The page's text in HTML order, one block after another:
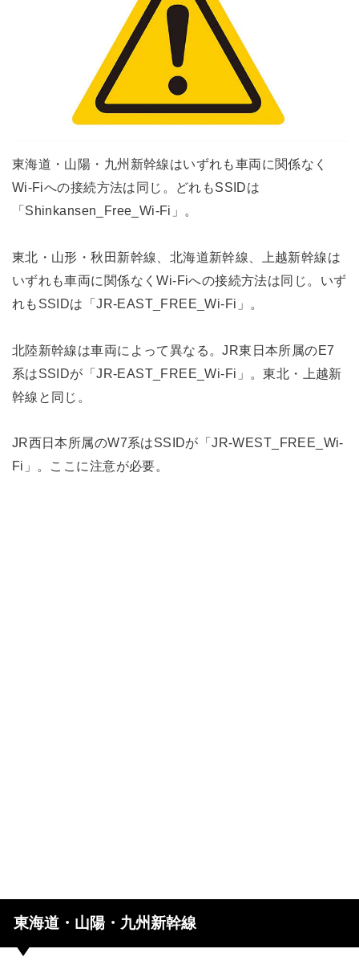
東海道・山陽・九州新幹線はいずれも車両に関係なく
Wi-Fiへの接続方法は同じ。どれもSSIDは
「Shinkansen_Free_Wi-Fi」。
東北・山形・秋田新幹線、北海道新幹線、上越新幹線は
いずれも車両に関係なくWi-Fiへの接続方法は同じ。いず
れもSSIDは「JR-EAST_FREE_Wi-Fi」。
北陸新幹線は車両によって異なる。JR東日本所属のE7
系はSSIDが「JR-EAST_FREE_Wi-Fi」。東北・上越新
幹線と同じ。
JR西日本所属のW7系はSSIDが「JR-WEST_FREE_Wi-
Fi」。ここに注意が必要。
東海道・山陽・九州新幹線